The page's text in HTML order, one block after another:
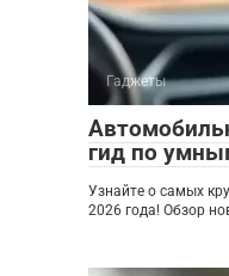
Гаджеты
гид по
Узнайте о самых
2026 года! Обзор